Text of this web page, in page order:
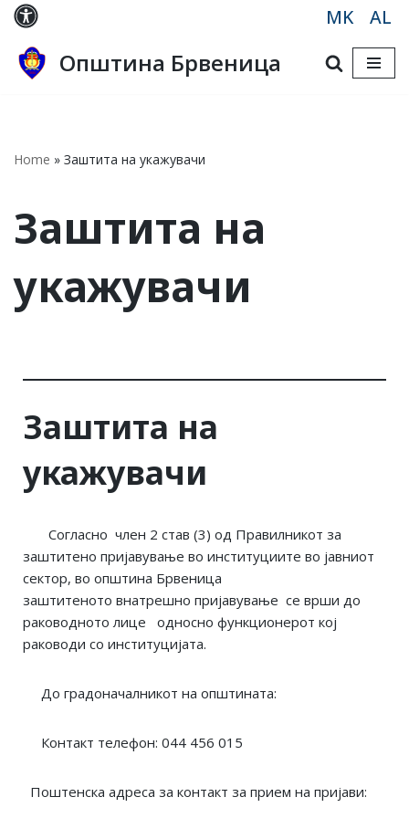
Skip
to
MK AL
Општина Брвеница
Home » Заштита на укажувачи
Заштита на
укажувачи
Заштита на
укажувачи
Согласно член 2 став (3) од Правилникот за
заштитено пријавување во институциите во јавниот
сектор, во општина Брвеница
заштитеното внатрешно пријавување се врши до
раководното лице односно функционерот кој
раководи со институцијата.
До градоначалникот на општината:
Контакт телефон: 044 456 015
Поштенска адреса за контакт за прием на пријави: